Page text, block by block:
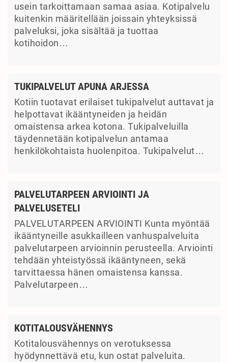
usein tarkoittamaan samaa asiaa. Kotipalvelu
kuitenkin määritellään joissain yhteyksissä
palveluksi, joka sisältää ja tuottaa
kotihoidon…
TUKIPALVELUT APUNA ARJESSA
Kotiin tuotavat erilaiset tukipalvelut auttavat ja
helpottavat ikääntyneiden ja heidän
omaistensa arkea kotona. Tukipalveluilla
täydennetään kotipalvelun antamaa
henkilökohtaista huolenpitoa. Tukipalvelut…
PALVELUTARPEEN ARVIOINTI JA
PALVELUSETELI
PALVELUTARPEEN ARVIOINTI Kunta myöntää
ikääntyneille asukkailleen vanhuspalveluita
palvelutarpeen arvioinnin perusteella. Arviointi
tehdään yhteistyössä ikääntyneen, sekä
tarvittaessa hänen omaistensa kanssa.
Palvelutarpeen…
KOTITALOUSVÄHENNYS
Kotitalousvähennys on verotuksessa
hyödynnettävä etu, kun ostat palveluita.